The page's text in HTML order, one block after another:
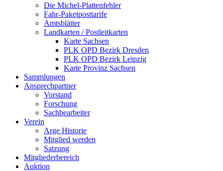
Die Michel-Plattenfehler
Fahr-Paketposttarife
Amtsblätter
Landkarten / Postleitkarten
Karte Sachsen
PLK OPD Bezirk Dresden
PLK OPD Bezirk Leipzig
Karte Provinz Sachsen
Sammlungen
Ansprechpartner
Vorstand
Forschung
Sachbearbeiter
Verein
Arge Historie
Mitglied werden
Satzung
Mitgliederbereich
Auktion